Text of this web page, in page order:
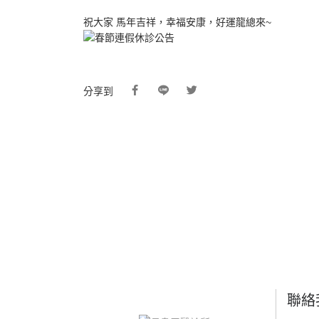
祝大家 馬年吉祥，幸福安康，好運龍總來~
分享到
聯絡